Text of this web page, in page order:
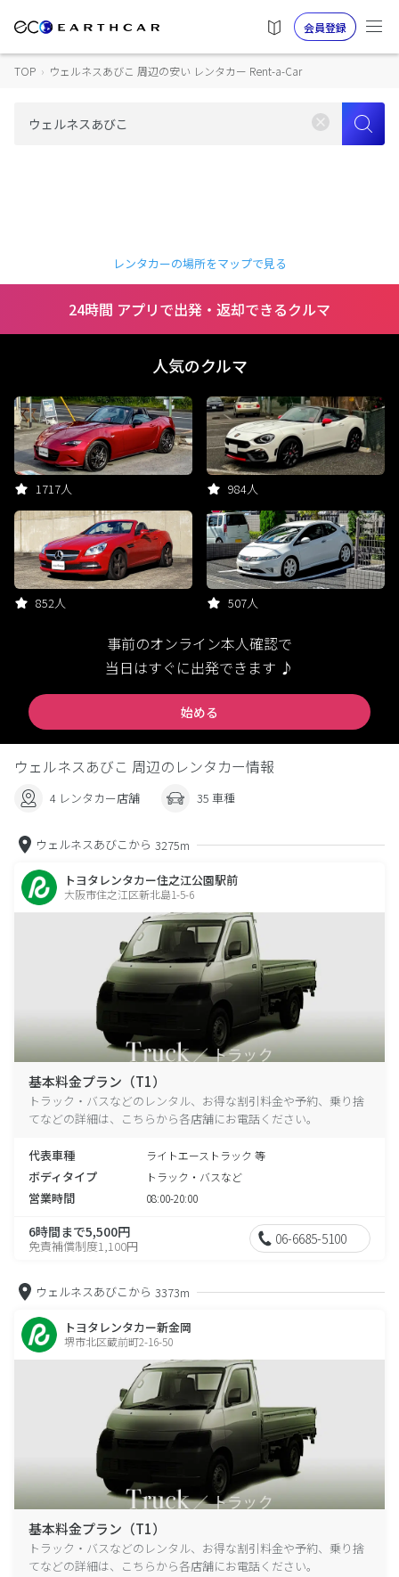
会員登録
TOP › ウェルネスあびこ 周辺の安い レンタカー Rent-a-Car
レンタカーの場所をマップで見る
24時間 アプリで出発・返却できるクルマ
人気のクルマ
1717人 984人
852人 507人
事前のオンライン本人確認で
当日はすぐに出発できます ♪
始める
ウェルネスあびこ 周辺のレンタカー情報
4 レンタカー店舗 35 車種
ウェルネスあびこから 3275m
トヨタレンタカー住之江公園駅前
大阪市住之江区新北島1-5-6
基本料金プラン（T1）
トラック・バスなどのレンタル、お得な割引料金や予約、乗り捨
てなどの詳細は、こちらから各店舗にお電話ください。
代表車種 ライトエーストラック 等
ボディタイプ トラック・バスなど
営業時間 08:00-20:00
6時間まで5,500円
免責補償制度1,100円 06-6685-5100
ウェルネスあびこから 3373m
トヨタレンタカー新金岡
堺市北区蔵前町2-16-50
基本料金プラン（T1）
トラック・バスなどのレンタル、お得な割引料金や予約、乗り捨
てなどの詳細は、こちらから各店舗にお電話ください。